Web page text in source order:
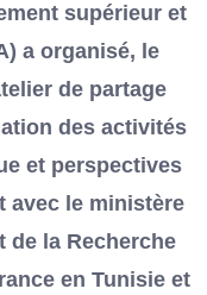
supérieur et
a organisé, le
de partage
des activités
et perspectives
avec le ministère
de la Recherche
en Tunisie et